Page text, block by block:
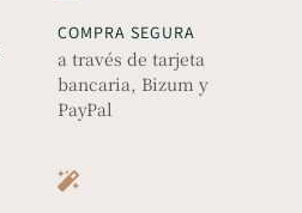
COMPRA SEGURA
a través de tarjeta
bancaria, Bizum y
PayPal